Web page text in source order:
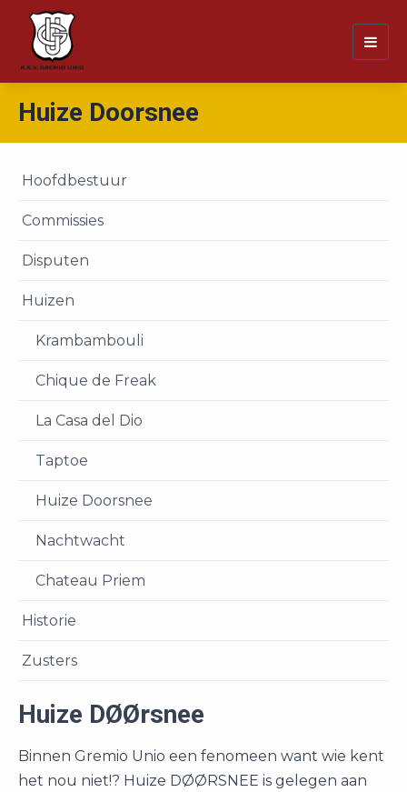
Huize Doorsnee
Hoofdbestuur
Commissies
Disputen
Huizen
Krambambouli
Chique de Freak
La Casa del Dio
Taptoe
Huize Doorsnee
Nachtwacht
Chateau Priem
Historie
Zusters
Huize DØØrsnee
Binnen Gremio Unio een fenomeen want wie kent
het nou niet!? Huize DØØRSNEE is gelegen aan